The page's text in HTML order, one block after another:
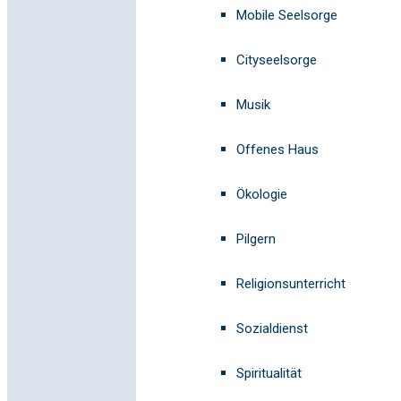
Mobile Seelsorge
Cityseelsorge
Musik
Offenes Haus
Ökologie
Pilgern
Religionsunterricht
Sozialdienst
Spiritualität